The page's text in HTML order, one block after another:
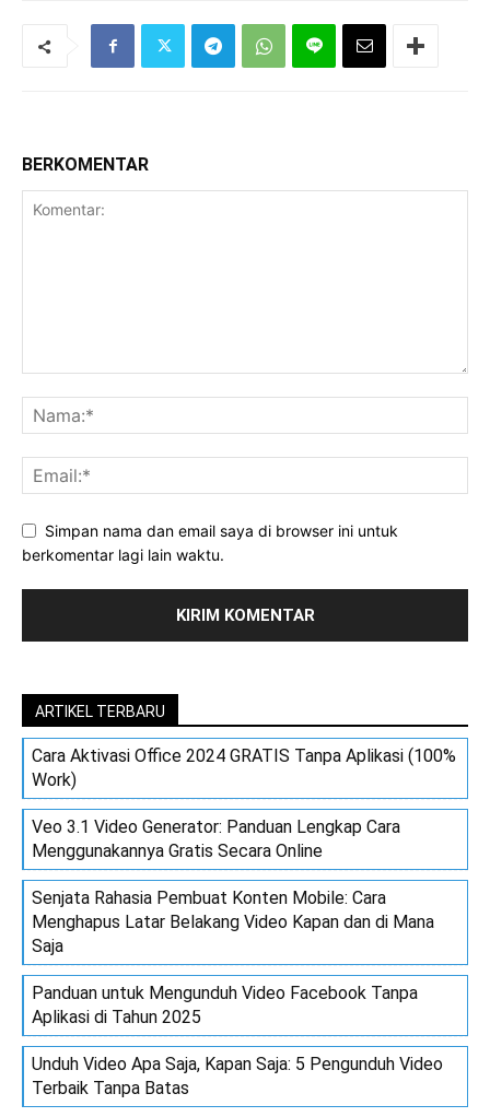
BERKOMENTAR
Simpan nama dan email saya di browser ini untuk
berkomentar lagi lain waktu.
ARTIKEL TERBARU
Cara Aktivasi Office 2024 GRATIS Tanpa Aplikasi (100%
Work)
Veo 3.1 Video Generator: Panduan Lengkap Cara
Menggunakannya Gratis Secara Online
Senjata Rahasia Pembuat Konten Mobile: Cara
Menghapus Latar Belakang Video Kapan dan di Mana
Saja
Panduan untuk Mengunduh Video Facebook Tanpa
Aplikasi di Tahun 2025
Unduh Video Apa Saja, Kapan Saja: 5 Pengunduh Video
Terbaik Tanpa Batas